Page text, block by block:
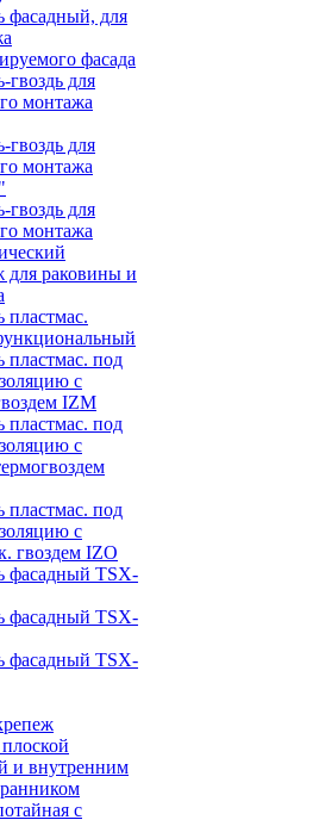
фасадный, для
фасада
гвоздь для
монтажа
гвоздь для
монтажа
гвоздь для
монтажа
для раковины и
пластмас.
пластмас. под
с
IZM
пластмас. под
с
пластмас. под
с
гвоздем IZO
фасадный TSX-
фасадный TSX-
фасадный TSX-
и внутренним
с